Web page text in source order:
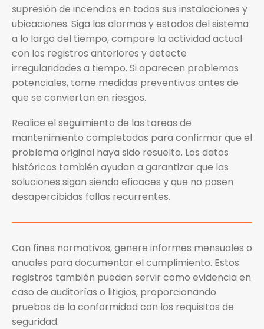
supresión de incendios en todas sus instalaciones y
ubicaciones. Siga las alarmas y estados del sistema
a lo largo del tiempo, compare la actividad actual
con los registros anteriores y detecte
irregularidades a tiempo. Si aparecen problemas
potenciales, tome medidas preventivas antes de
que se conviertan en riesgos.
Realice el seguimiento de las tareas de
mantenimiento completadas para confirmar que el
problema original haya sido resuelto. Los datos
históricos también ayudan a garantizar que las
soluciones sigan siendo eficaces y que no pasen
desapercibidas fallas recurrentes.
Con fines normativos, genere informes mensuales o
anuales para documentar el cumplimiento. Estos
registros también pueden servir como evidencia en
caso de auditorías o litigios, proporcionando
pruebas de la conformidad con los requisitos de
seguridad.